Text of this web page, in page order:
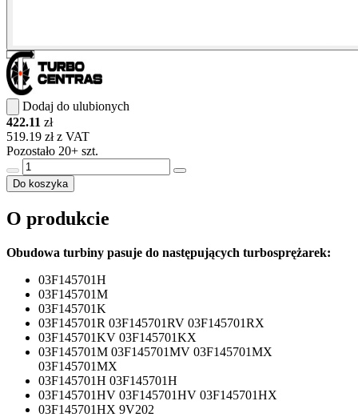
Dodaj do ulubionych
422.11 zł
519.19 zł z VAT
Pozostało 20+ szt.
Do koszyka
O produkcie
Obudowa turbiny pasuje do następujących turbosprężarek:
03F145701H
03F145701M
03F145701K
03F145701R 03F145701RV 03F145701RX
03F145701KV 03F145701KX
03F145701M 03F145701MV 03F145701MX
03F145701MX
03F145701H 03F145701H
03F145701HV 03F145701HV 03F145701HX
03F145701HX 9V202